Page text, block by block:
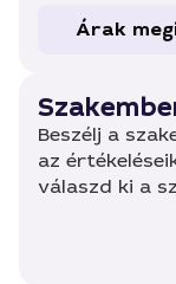
Árak
Beszélj a
az
válaszd ki a